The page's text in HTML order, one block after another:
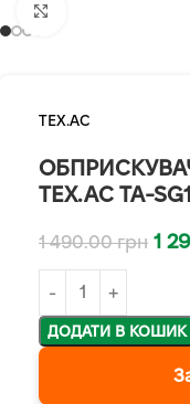
TEX.AC
TEX.AC TA-
1 490.00грн 1
ДОДАТИ В КОШИК